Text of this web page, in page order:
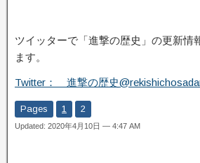
ツイッターで「進撃の歴史」の更新情
ます。
Twitter： 進撃の歴史
Pages 1 2
Updated: 2020年4月10日 — 4:47 AM